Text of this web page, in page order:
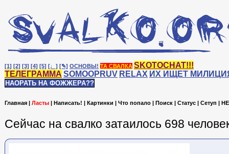
[1] [2] [3] [4] [5] [♩] [✎] ОСНОВЫ! ТА СВАЛКА SKOTOCHAT!!!
ТЕЛЕГРАММА SOMOOPRUV RELAX ИХ ИЩЕТ
НАОРАТЬ НА ФОЖЖЕРА??
Главная | Ласты | Написать! | Картинки | Что попало | Поиск | Статус | Сетуп |
Сейчас на cвалко затаилось 698